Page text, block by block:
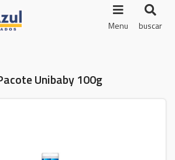
Menu buscar
Unibaby 100g